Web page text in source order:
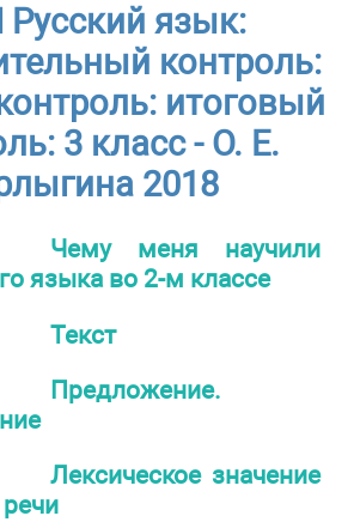
язык:
контроль:
итоговый
3 класс - О. Е.
2018
Чему меня научили
языка во 2-м классе
Текст
Предложение.
Лексическое значение